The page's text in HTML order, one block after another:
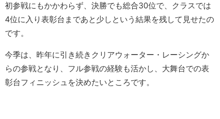
初参戦にもかかわらず、決勝でも総合30位で、クラスでは
4位に入り表彰台まであと少しという結果を残して見せたの
です。
今季は、昨年に引き続きクリアウォーター・レーシングか
らの参戦となり、フル参戦の経験も活かし、大舞台での表
彰台フィニッシュを決めたいところです。